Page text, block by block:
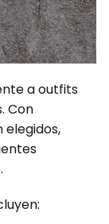
a outfits
Con
elegidos,